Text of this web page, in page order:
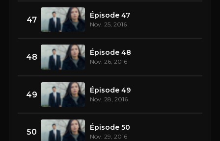
47 Épisode 47
Nov. 25, 2016
48 Épisode 48
Nov. 26, 2016
49 Épisode 49
Nov. 28, 2016
50 Épisode 50
Nov. 29, 2016